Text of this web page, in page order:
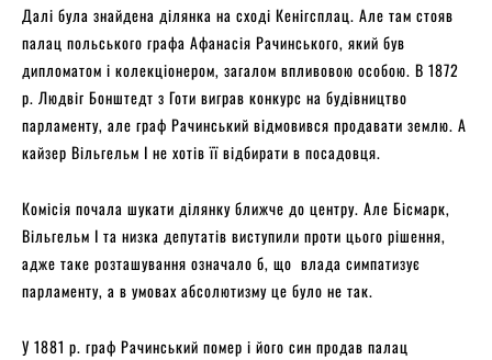
Далі була знайдена ділянка на сході Кенігсплац. Але там стояв
палац польського графа Афанасія Рачинського, який був
дипломатом і колекціонером, загалом впливовою особою. В 1872
р. Людвіг Бонштедт з Готи виграв конкурс на будівництво
парламенту, але граф Рачинський відмовився продавати землю. А
кайзер Вільгельм І не хотів її відбирати в посадовця.
Комісія почала шукати ділянку ближче до центру. Але Бісмарк,
Вільгельм І та низка депутатів виступили проти цього рішення,
адже таке розташування означало б, що влада симпатизує
парламенту, а в умовах абсолютизму це було не так.
У 1881 р. граф Рачинський помер і його син продав палац